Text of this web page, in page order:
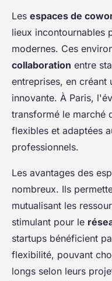
Les espaces de
lieux incontournables
modernes. Ces
collaboration entre
entreprises, en créant
innovante. À Paris,
transformé le marché
flexibles et adaptées
professionnels.
Les avantages des
nombreux. Ils
mutualisant les
stimulant pour le
startups bénéficient
flexibilité, pouvant
longs selon leurs